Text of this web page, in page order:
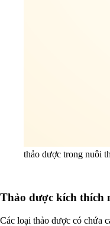
thảo dược trong nuôi
Thảo dược kích thích
Các loại thảo dược có chứa